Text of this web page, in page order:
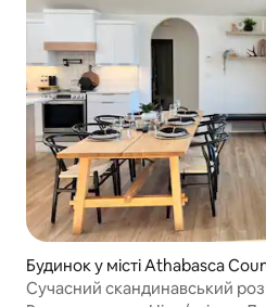
Будинок у місті Athabasca
Сучасний скандинавський